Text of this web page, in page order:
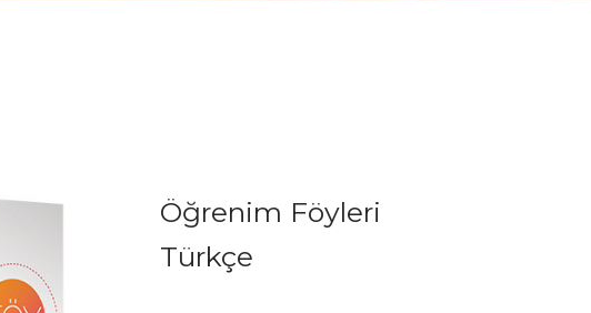
Öğrenim Föyleri
Türkçe